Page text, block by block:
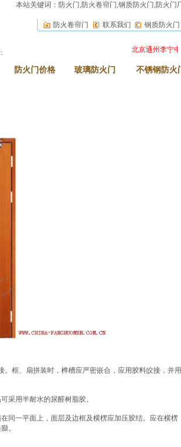
本站关键词：防火门,防火卷帘门,钢质防火门,防火门
防火卷帘门 联系我们 钢质防火门
北京通州李宁中
防火门价格 玻璃防火门 不锈钢防火
。框、扇拼装时，榫槽应严密嵌合，应用胶料皎接，并用
采用半耐水的尿醛树脂胶。
同一平面上，面层及边框及横楞应加压胶结。应在横楞
。